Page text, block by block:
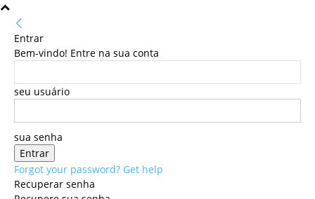
Entrar
Bem-vindo! Entre na sua conta
seu usuário
sua senha
Forgot your password? Get help
Recuperar senha